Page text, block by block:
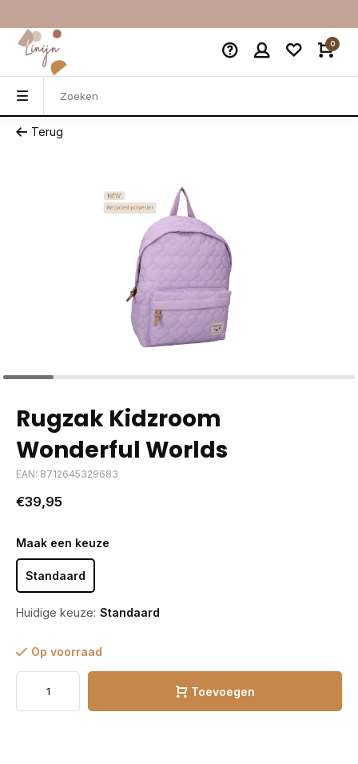
0
Terug
Rugzak Kidzroom
Wonderful Worlds
EAN: 8712645329683
€39,95
Maak een keuze
Standaard
Huidige keuze: Standaard
Op voorraad
Toevoegen